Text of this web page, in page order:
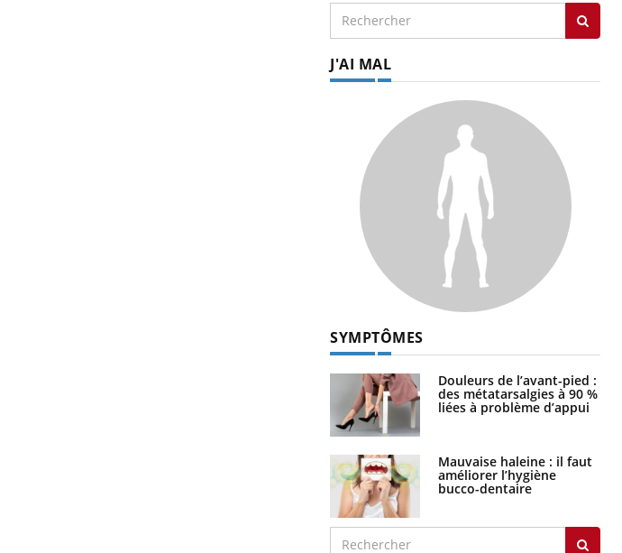
J'AI MAL
SYMPTÔMES
Douleurs de l’avant-pied :
des métatarsalgies à 90 %
liées à problème d’appui
Mauvaise haleine : il faut
améliorer l’hygiène
bucco-dentaire